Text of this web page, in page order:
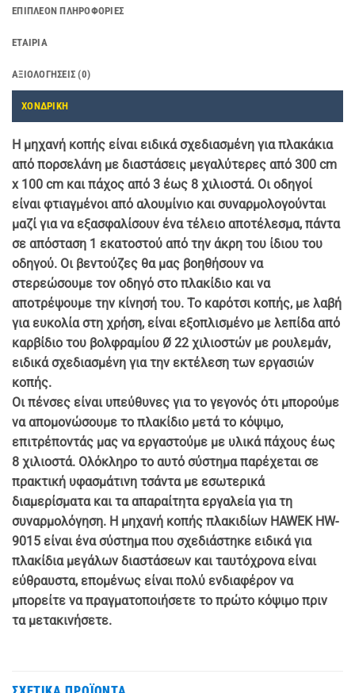
ΕΠΙΠΛΈΟΝ ΠΛΗΡΟΦΟΡΊΕΣ
ΕΤΑΙΡΊΑ
ΑΞΙΟΛΟΓΉΣΕΙΣ (0)
ΧΟΝΔΡΙΚΗ
Η μηχανή κοπής είναι ειδικά σχεδιασμένη για πλακάκια
από πορσελάνη με διαστάσεις μεγαλύτερες από 300 cm
x 100 cm και πάχος από 3 έως 8 χιλιοστά. Οι οδηγοί
είναι φτιαγμένοι από αλουμίνιο και συναρμολογούνται
μαζί για να εξασφαλίσουν ένα τέλειο αποτέλεσμα, πάντα
σε απόσταση 1 εκατοστού από την άκρη του ίδιου του
οδηγού. Οι βεντούζες θα μας βοηθήσουν να
στερεώσουμε τον οδηγό στο πλακίδιο και να
αποτρέψουμε την κίνησή του. Το καρότσι κοπής, με λαβή
για ευκολία στη χρήση, είναι εξοπλισμένο με λεπίδα από
καρβίδιο του βολφραμίου Ø 22 χιλιοστών με ρουλεμάν,
ειδικά σχεδιασμένη για την εκτέλεση των εργασιών
κοπής.
Οι πένσες είναι υπεύθυνες για το γεγονός ότι μπορούμε
να απομονώσουμε το πλακίδιο μετά το κόψιμο,
επιτρέποντάς μας να εργαστούμε με υλικά πάχους έως
8 χιλιοστά. Ολόκληρο το αυτό σύστημα παρέχεται σε
πρακτική υφασμάτινη τσάντα με εσωτερικά
διαμερίσματα και τα απαραίτητα εργαλεία για τη
συναρμολόγηση. Η μηχανή κοπής πλακιδίων HAWEK HW-
9015 είναι ένα σύστημα που σχεδιάστηκε ειδικά για
πλακίδια μεγάλων διαστάσεων και ταυτόχρονα είναι
εύθραυστα, επομένως είναι πολύ ενδιαφέρον να
μπορείτε να πραγματοποιήσετε το πρώτο κόψιμο πριν
τα μετακινήσετε.